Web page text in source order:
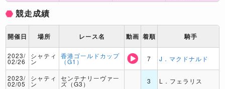
競走成績
開催日 場所 レース名 動画 着順 騎手
2023/
02/26
シャティ
ン
香港ゴールドカップ
（G1） 7 J．マクドナルド
2023/
02/05
シャティ
ン
センテナリーヴァー
ズ（G3） 3 L．フェラリス